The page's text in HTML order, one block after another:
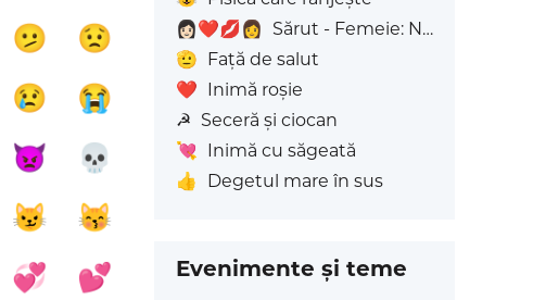
🫤
😟
😢
😭
👿
💀
😼
😽
💞
💕
👩🏻‍❤️‍💋‍👩
Sărut - Femeie: Nuanță deschisă a pielii, Femeie: Fără Ton de Piele
🫡 Față de salut
❤️ Inimă roșie
☭ Seceră și ciocan
💘 Inimă cu săgeată
👍
Degetul mare în sus
Evenimente și teme